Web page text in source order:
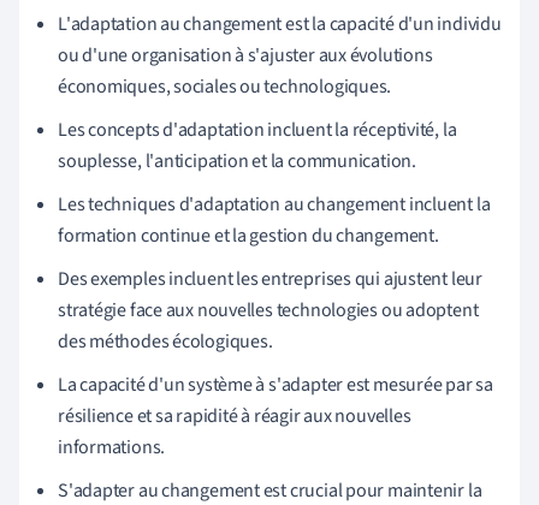
L'adaptation au changement est la capacité d'un individu
ou d'une organisation à s'ajuster aux évolutions
économiques, sociales ou technologiques.
Les concepts d'adaptation incluent la réceptivité, la
souplesse, l'anticipation et la communication.
Les techniques d'adaptation au changement incluent la
formation continue et la gestion du changement.
Des exemples incluent les entreprises qui ajustent leur
stratégie face aux nouvelles technologies ou adoptent
des méthodes écologiques.
La capacité d'un système à s'adapter est mesurée par sa
résilience et sa rapidité à réagir aux nouvelles
informations.
S'adapter au changement est crucial pour maintenir la